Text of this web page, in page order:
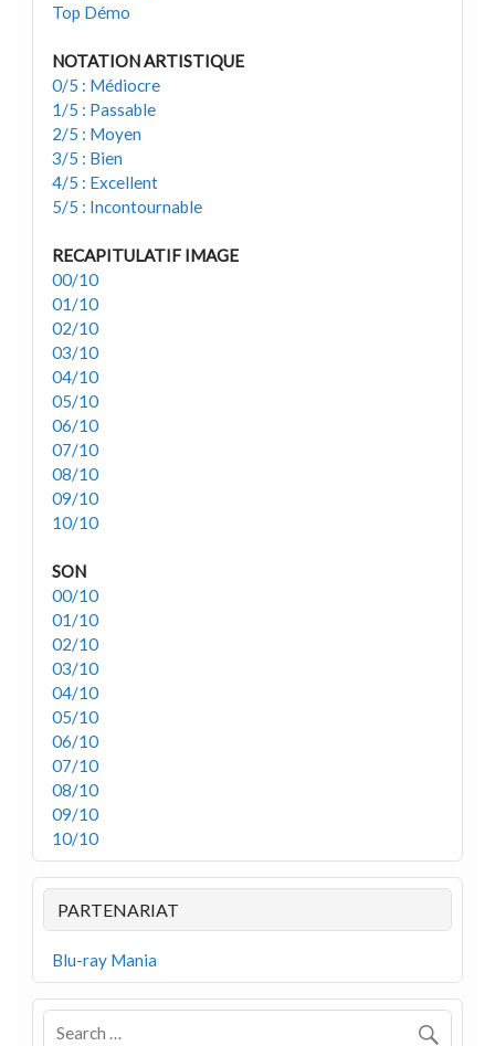
Top Démo
NOTATION ARTISTIQUE
0/5 : Médiocre
1/5 : Passable
2/5 : Moyen
3/5 : Bien
4/5 : Excellent
5/5 : Incontournable
RECAPITULATIF IMAGE
00/10
01/10
02/10
03/10
04/10
05/10
06/10
07/10
08/10
09/10
10/10
SON
00/10
01/10
02/10
03/10
04/10
05/10
06/10
07/10
08/10
09/10
10/10
PARTENARIAT
Blu-ray Mania